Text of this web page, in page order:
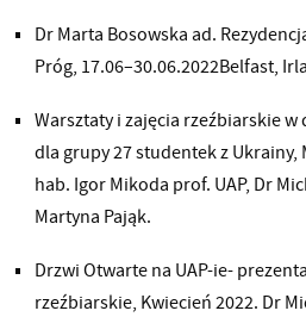
Dr Marta Bosowska ad.
Próg, 17.06–30.06.2022Belfast,
Warsztaty i zajęcia rzeźbiarskie
dla grupy 27 studentek z Ukrainy,
hab. Igor Mikoda prof. UAP, Dr
Martyna Pająk.
Drzwi Otwarte na UAP-ie-
rzeźbiarskie, Kwiecień 2022. Dr